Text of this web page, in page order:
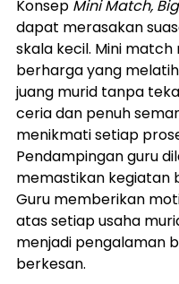
Konsep Mini Match,
dapat merasakan
skala kecil. Mini
berharga yang
juang murid tanpa
ceria dan penuh
menikmati setiap
Pendampingan guru
memastikan kegiatan
Guru memberikan
atas setiap usaha
menjadi pengalaman
berkesan.